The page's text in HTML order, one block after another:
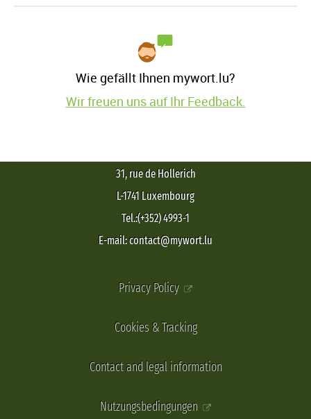
Wie gefällt Ihnen mywort.lu?
Wir freuen uns auf Ihr Feedback.
31, rue de Hollerich
L-1741 Luxembourg
Tel.:(+352) 4993-1
E-mail: contact@mywort.lu
Privacy Policy
Cookies & Tracking
Contact and legal information
Nutzungsbedingungen